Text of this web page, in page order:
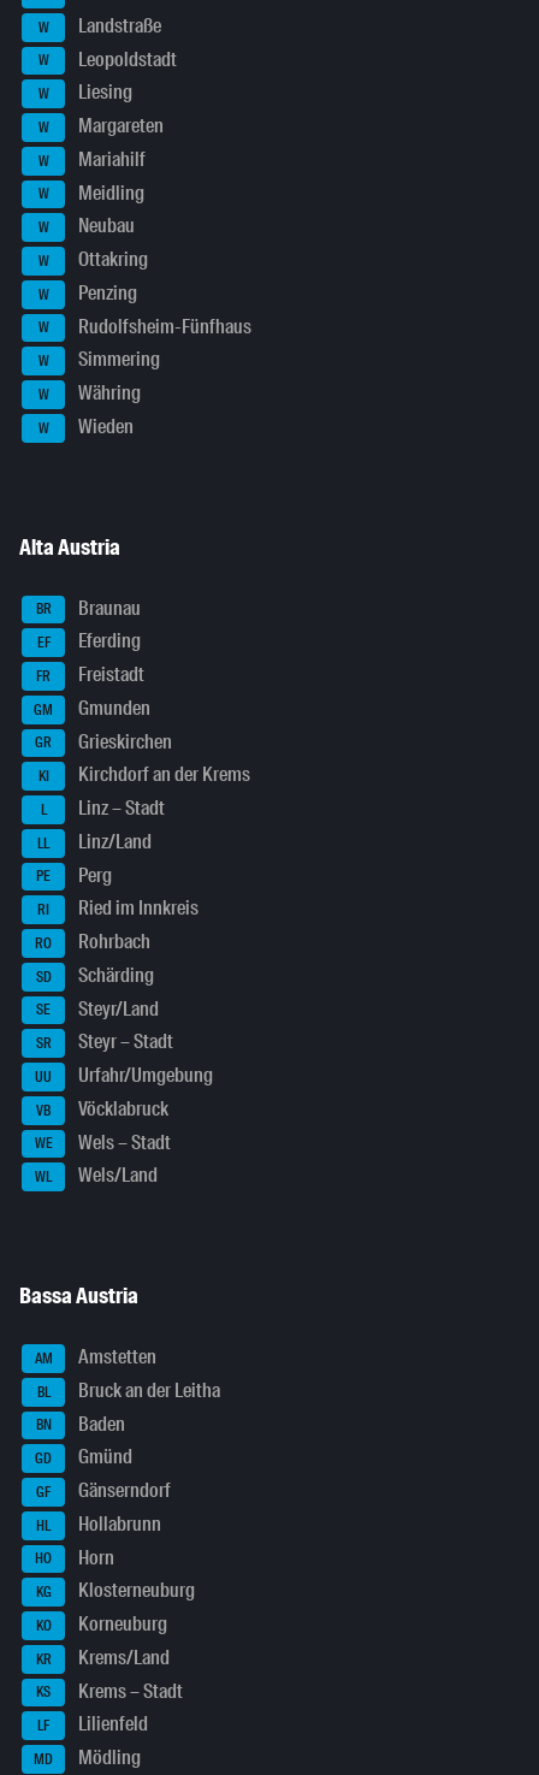
W Landstraße
W Leopoldstadt
W Liesing
W Margareten
W Mariahilf
W Meidling
W Neubau
W Ottakring
W Penzing
W Rudolfsheim-Fünfhaus
W Simmering
W Währing
W Wieden
Alta Austria
BR Braunau
EF Eferding
FR Freistadt
GM Gmunden
GR Grieskirchen
KI Kirchdorf an der Krems
L Linz – Stadt
LL Linz/Land
PE Perg
RI Ried im Innkreis
RO Rohrbach
SD Schärding
SE Steyr/Land
SR Steyr – Stadt
UU Urfahr/Umgebung
VB Vöcklabruck
WE Wels – Stadt
WL Wels/Land
Bassa Austria
AM Amstetten
BL Bruck an der Leitha
BN Baden
GD Gmünd
GF Gänserndorf
HL Hollabrunn
HO Horn
KG Klosterneuburg
KO Korneuburg
KR Krems/Land
KS Krems – Stadt
LF Lilienfeld
MD Mödling